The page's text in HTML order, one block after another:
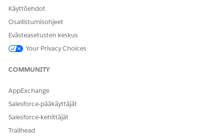
hinnoittelutoimenpiteet
hinnoittelutoimenpide.
kartan rivikohteen elementin hinnoittelutoimenpiteen
Lisää kontekstitunnisteiden kartoitukset kartan
rivikohteeseen käyttämällä tätä JSON-tiedostoa.
Käyttöehdot
Osallistumisohjeet
Evästeasetusten keskus
Your Privacy Choices
COMMUNITY
AppExchange
Salesforce-pääkäyttäjät
Salesforce-kehittäjät
Trailhead